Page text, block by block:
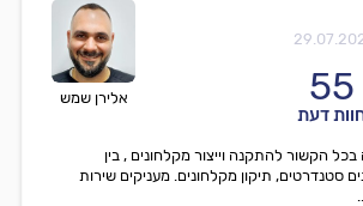
אלירן שמש 55
דעת
הקשור להתקנה וייצור מקלחונים , בין
סטנדרטים, תיקון מקלחונים. מעניקים שירות